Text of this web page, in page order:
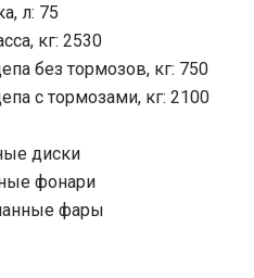
л: 75
кг: 2530
без тормозов, кг: 750
с тормозами, кг: 2100
диски
фонари
фары